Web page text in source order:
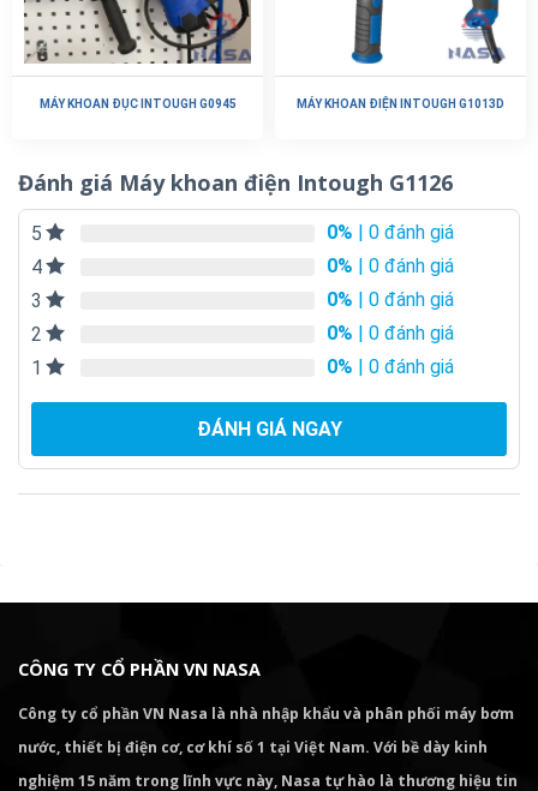
MÁY KHOAN ĐỤC INTOUGH G0945 MÁY KHOAN ĐIỆN INTOUGH G1013D
Đánh giá Máy khoan điện Intough G1126
5 0% | 0 đánh giá
4
0% | 0 đánh giá
3
0% | 0 đánh giá
2
0% | 0 đánh giá
1
0% | 0 đánh giá
ĐÁNH GIÁ NGAY
CÔNG TY CỔ PHẦN VN NASA
Công ty cổ phần VN Nasa là nhà nhập khẩu và phân phối máy bơm
nước, thiết bị điện cơ, cơ khí số 1 tại Việt Nam. Với bề dày kinh
nghiệm 15 năm trong lĩnh vực này, Nasa tự hào là thương hiệu tin